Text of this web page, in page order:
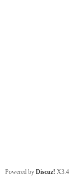
Powered by Discuz! X3.4